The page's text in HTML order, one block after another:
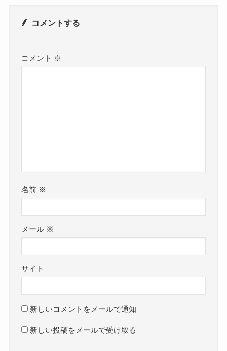
コメントする
コメント ※
名前 ※
メール ※
サイト
新しいコメントをメールで通知
新しい投稿をメールで受け取る